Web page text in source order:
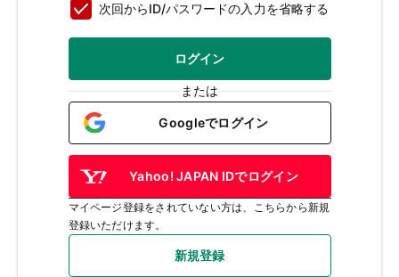
次回からID/パスワードの入力を省略する
ログイン
または
Googleでログイン
Yahoo! JAPAN IDでログイン
マイページ登録をされていない方は、こちらから新規
登録いただけます。
新規登録